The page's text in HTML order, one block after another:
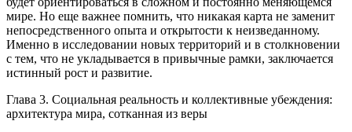
мире. Но еще важнее помнить, что никакая карта не заменит
непосредственного опыта и открытости к неизведанному.
Именно в исследовании новых территорий и в столкновении
с тем, что не укладывается в привычные рамки, заключается
истинный рост и развитие.
Глава 3. Социальная реальность и коллективные убеждения:
архитектура мира, сотканная из веры